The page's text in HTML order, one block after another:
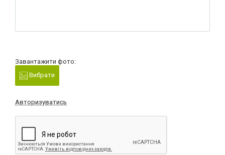
Завантажити фото:
Вибрати
Авторизуватись